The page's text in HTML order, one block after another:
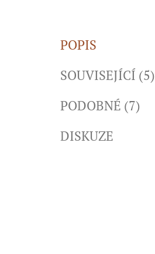
POPIS
SOUVISEJÍCÍ (5)
PODOBNÉ (7)
DISKUZE